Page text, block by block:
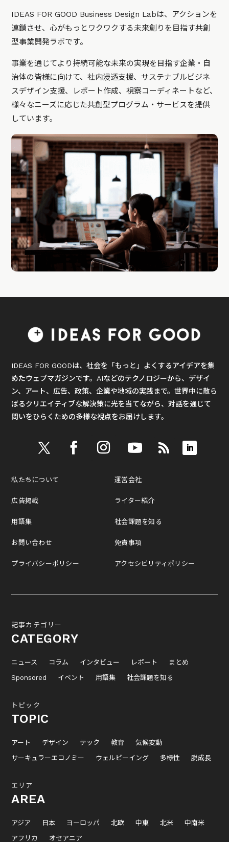
IDEAS FOR GOOD Business Design Labは、アクションを
連鎖させ、心がもっとワクワクする未来創りを目指す共創
型事業開発ラボです。
事業を通じてより持続可能な未来の実現を目指す企業・自
治体の皆様に向けて、社内浸透支援、サステナブルビジネ
スデザイン支援、レポート作成、視察コーディネートなど、
様々なニーズに応じた共創型プログラム・サービスを提供
しています。
IDEAS FOR GOODは、社会を「もっと」よくするアイデアを集
めたウェブマガジンです。AIなどのテクノロジーから、デザイ
ン、アート、広告、政策、企業や地域の実践まで。世界中に散ら
ばるクリエイティブな解決策に光を当てながら、対話を通じて
問いをひらくための多様な視点をお届けします。
私たちについて
広告掲載
用語集
お問い合わせ
プライバシーポリシー
運営会社
ライター紹介
社会課題を知る
免責事項
アクセシビリティポリシー
記事カテゴリー
CATEGORY
ニュース コラム インタビュー レポート
まとめ
Sponsored
イベント 用語集 社会課題を知る
トピック
TOPIC
アート デザイン テック 教育
気候変動
サーキュラーエコノミー
ウェルビーイング 多様性 脱成長
エリア
AREA
アジア 日本 ヨーロッパ 北欧 中東 北米
中南米
アフリカ
オセアニア